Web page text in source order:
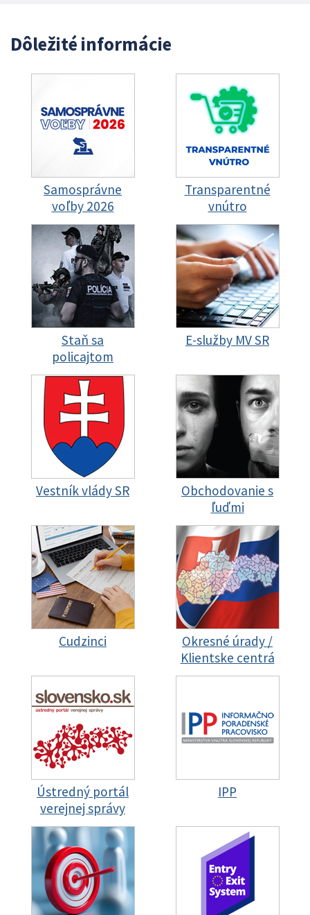
Dôležité informácie
Samosprávne
voľby 2026
Transparentné
vnútro
Staň sa
policajtom
E-služby MV SR
Vestník vlády SR
Obchodovanie s
ľuďmi
Cudzinci
Okresné úrady /
Klientske centrá
Ústredný portál
verejnej správy
IPP